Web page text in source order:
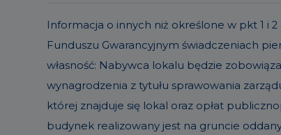
Informacja o innych niż określone w pkt 1 i
Funduszu Gwarancyjnym świadczeniach
własność: Nabywca lokalu będzie
wynagrodzenia z tytułu sprawowania
której znajduje się lokal oraz opłat
budynek realizowany jest na gruncie